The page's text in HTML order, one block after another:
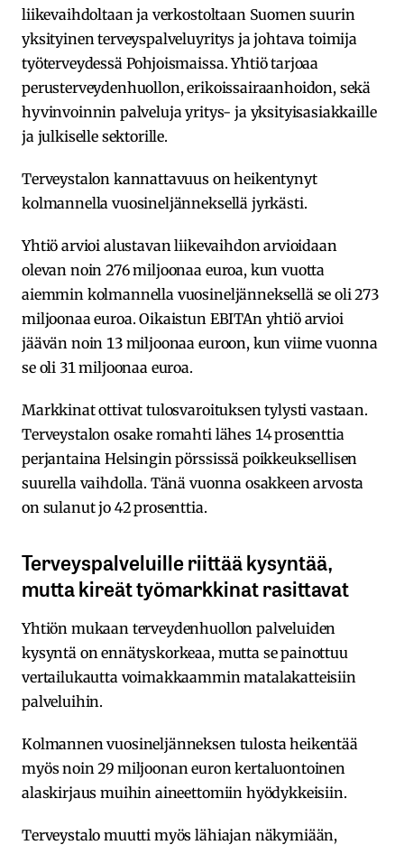
liikevaihdoltaan ja verkostoltaan Suomen suurin
yksityinen terveyspalveluyritys ja johtava toimija
työterveydessä Pohjoismaissa. Yhtiö tarjoaa
perusterveydenhuollon, erikoissairaanhoidon, sekä
hyvinvoinnin palveluja yritys- ja yksityisasiakkaille
ja julkiselle sektorille.
Terveystalon kannattavuus on heikentynyt
kolmannella vuosineljänneksellä jyrkästi.
Yhtiö arvioi alustavan liikevaihdon arvioidaan
olevan noin 276 miljoonaa euroa, kun vuotta
aiemmin kolmannella vuosineljänneksellä se oli 273
miljoonaa euroa. Oikaistun EBITAn yhtiö arvioi
jäävän noin 13 miljoonaa euroon, kun viime vuonna
se oli 31 miljoonaa euroa.
Markkinat ottivat tulosvaroituksen tylysti vastaan.
Terveystalon osake romahti lähes 14 prosenttia
perjantaina Helsingin pörssissä poikkeuksellisen
suurella vaihdolla. Tänä vuonna osakkeen arvosta
on sulanut jo 42 prosenttia.
Terveyspalveluille riittää kysyntää,
mutta kireät työmarkkinat rasittavat
Yhtiön mukaan terveydenhuollon palveluiden
kysyntä on ennätyskorkeaa, mutta se painottuu
vertailukautta voimakkaammin matalakatteisiin
palveluihin.
Kolmannen vuosineljänneksen tulosta heikentää
myös noin 29 miljoonan euron kertaluontoinen
alaskirjaus muihin aineettomiin hyödykkeisiin.
Terveystalo muutti myös lähiajan näkymiään,